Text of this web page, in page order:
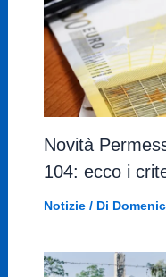
Novità
104: ecco i
Notizie/ Di